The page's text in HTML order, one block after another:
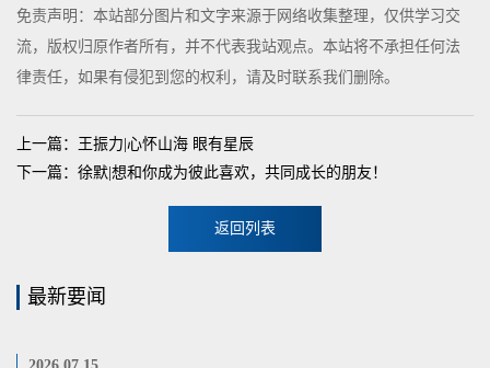
免责声明：本站部分图片和文字来源于网络收集整理，仅供学习交
流，版权归原作者所有，并不代表我站观点。本站将不承担任何法
律责任，如果有侵犯到您的权利，请及时联系我们删除。
上一篇：王振力|心怀山海 眼有星辰
下一篇：徐默|想和你成为彼此喜欢，共同成长的朋友！
返回列表
最新要闻